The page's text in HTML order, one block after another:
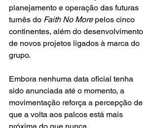
planejamento e operação das futuras
turnês do Faith No More pelos cinco
continentes, além do desenvolvimento
de novos projetos ligados à marca do
grupo.
Embora nenhuma data oficial tenha
sido anunciada até o momento, a
movimentação reforça a percepção de
que a volta aos palcos está mais